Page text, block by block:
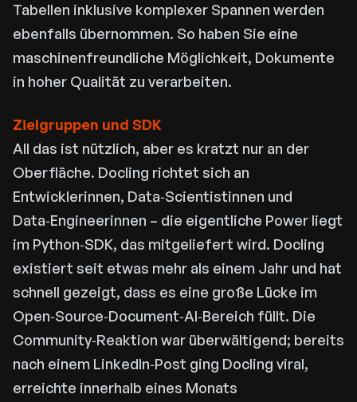
Tabellen inklusive komplexer Spannen werden
ebenfalls übernommen. So haben Sie eine
maschinenfreundliche Möglichkeit, Dokumente
in hoher Qualität zu verarbeiten.
Zielgruppen und SDK
All das ist nützlich, aber es kratzt nur an der
Oberfläche. Docling richtet sich an
Entwicklerinnen, Data‑Scientistinnen und
Data‑Engineerinnen – die eigentliche Power liegt
im Python‑SDK, das mitgeliefert wird. Docling
existiert seit etwas mehr als einem Jahr und hat
schnell gezeigt, dass es eine große Lücke im
Open‑Source‑Document‑AI‑Bereich füllt. Die
Community‑Reaktion war überwältigend; bereits
nach einem LinkedIn‑Post ging Docling viral,
erreichte innerhalb eines Monats